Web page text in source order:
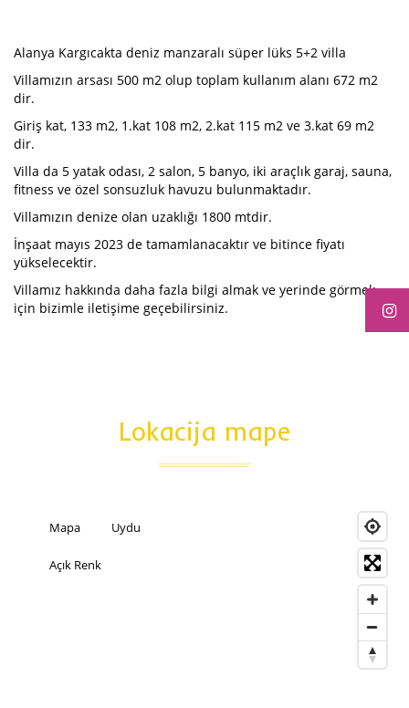
Alanya Kargıcakta deniz manzaralı süper lüks 5+2 villa
Villamızın arsası 500 m2 olup toplam kullanım alanı 672 m2
dir.
Giriş kat, 133 m2, 1.kat 108 m2, 2.kat 115 m2 ve 3.kat 69 m2
dir.
Villa da 5 yatak odası, 2 salon, 5 banyo, iki araçlık garaj, sauna,
fitness ve özel sonsuzluk havuzu bulunmaktadır.
Villamızın denize olan uzaklığı 1800 mtdir.
İnşaat mayıs 2023 de tamamlanacaktır ve bitince fiyatı
yükselecektir.
Villamız hakkında daha fazla bilgi almak ve yerinde görmek
için bizimle iletişime geçebilirsiniz.
Lokacija mape
Mapa Uydu
Açık Renk